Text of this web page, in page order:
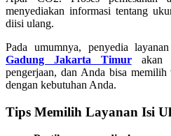
menyediakan informasi tentang
diisi ulang.
Pada umumnya, penyedia layanan
Gadung Jakarta Timurakan
pengerjaan, dan Anda bisa
dengan kebutuhan Anda.
Tips Memilih Layanan Isi